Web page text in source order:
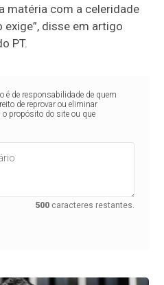
matéria com a celeridade
disse em artigo
PT.
é de responsabilidade de quem
de reprovar ou eliminar
propósito do site ou que
500 caracteres restantes.